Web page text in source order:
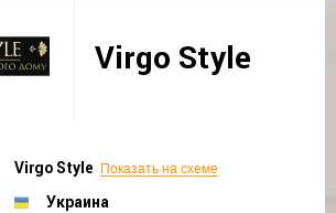
Virgo Style
Virgo Style Показать на схеме
Украина